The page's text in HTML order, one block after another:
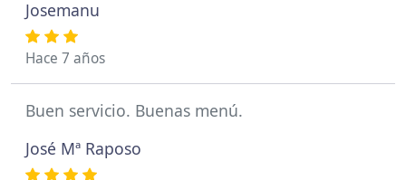
Josemanu
Hace 7 años
Buen servicio. Buenas menú.
José Mª Raposo